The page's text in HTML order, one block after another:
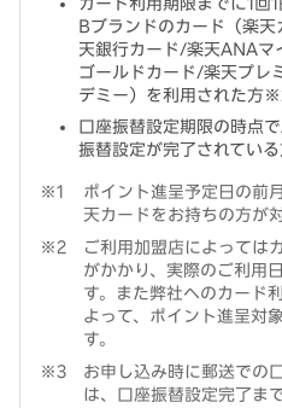
カード利用期限までに1回
Bブランドのカード（楽
天銀行カード/楽天ANAマ
ゴールドカード/楽天プレ
デミー）を利用された方
口座振替設定期限の時点
振替設定が完了されてい
ポイント進呈予定日の前
天カードをお持ちの方が
ご利用加盟店によっては
がかかり、実際のご利用
す。また弊社へのカード
よって、ポイント進呈対
す。
お申し込み時に郵送での
は、口座振替設定完了ま